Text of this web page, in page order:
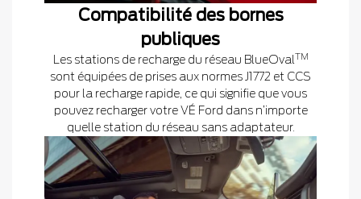
Compatibilité des bornes
publiques
Les stations de recharge du réseau BlueOval TM
sont équipées de prises aux normes J1772 et CCS
pour la recharge rapide, ce qui signifie que vous
pouvez recharger votre VÉ Ford dans n’importe
quelle station du réseau sans adaptateur.